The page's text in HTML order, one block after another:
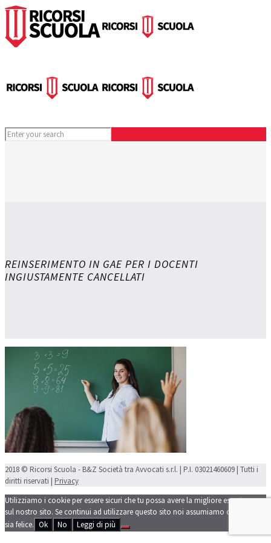
REINSERIMENTO IN GAE PER I DOCENTI
INGIUSTAMENTE CANCELLATI
2018 © Ricorsi Scuola - B&Z Società tra Avvocati s.r.l. | P.I. 03021460609 | Tutti i
diritti riservati | Privacy
Utilizziamo i cookie per essere sicuri che tu possa avere la migliore esperienza
sul nostro sito. Se continui ad utilizzare questo sito noi assumiamo che tu ne
sia felice. Ok No Leggi di più